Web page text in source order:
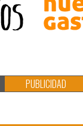
PUBLICIDAD